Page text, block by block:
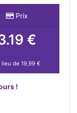
Prix
€
lieu de 19,99 €
!